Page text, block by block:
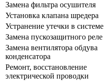
Замена фильтра осушителя
Установка клапана шредера
Устранение утечки в системе
Замена пускозащитного реле
Замена вентилятора обдува
конденсатора
Ремонт, восстановление
электрической проводки